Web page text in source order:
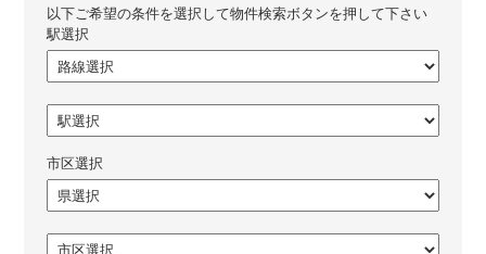
以下ご希望の条件を選択して物件検索ボタンを押して下さい
駅選択
市区選択